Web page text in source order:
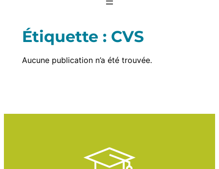
Étiquette : CVS
Aucune publication n’a été trouvée.